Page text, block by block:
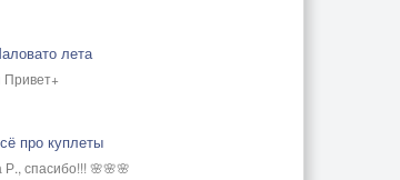
лета
Привет+
про куплеты
спасибо!!! 🌸🌸🌸